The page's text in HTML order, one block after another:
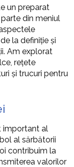
un preparat
din meniul
la definiție și
Am explorat
rețete
și trucuri pentru
important al
al sărbătorii
contribuim la
valorilor